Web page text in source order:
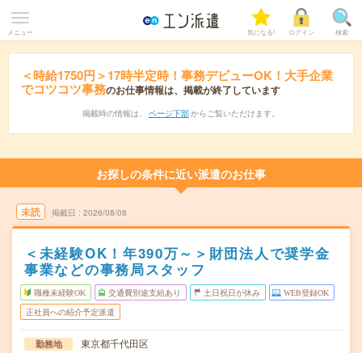
メニュー 気になる! ログイン 検索
＜時給1750円＞17時半定時！事務デビューOK！大手企業
でコツコツ事務のお仕事情報は、掲載が終了しています
掲載時の情報は、 ページ下部 からご覧いただけます。
お探しの条件に近い派遣のお仕事
未読 掲載日 2026/08/08
＜未経験OK！年390万～＞財団法人で奨学金
事業などの事務局スタッフ
職種未経験OK 交通費別途支給あり 土日祝日が休み WEB登録OK
正社員への紹介予定派遣
勤務地
東京都千代田区